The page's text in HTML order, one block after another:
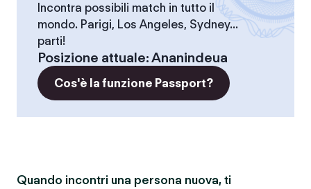
Incontra possibili match in tutto il
mondo. Parigi, Los Angeles, Sydney...
parti!
Posizione attuale:Ananindeua
Cos'è la funzione Passport?
Quando incontri una persona nuova, ti